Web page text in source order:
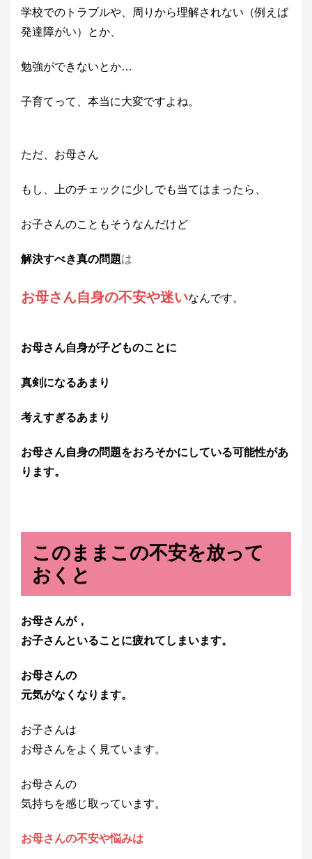
学校でのトラブルや、周りから理解されない（例えば
発達障がい）とか、
勉強ができないとか…
子育てって、本当に大変ですよね。
ただ、お母さん
もし、上のチェックに少しでも当てはまったら、
お子さんのこともそうなんだけど
解決すべき真の問題は
お母さん自身の不安や迷いなんです。
お母さん自身が子どものことに
真剣になるあまり
考えすぎるあまり
お母さん自身の問題をおろそかにしている可能性があ
ります。
このままこの不安を放って
おくと
お母さんが，
お子さんといることに疲れてしまいます。
お母さんの
元気がなくなります。
お子さんは
お母さんをよく見ています。
お母さんの
気持ちを感じ取っています。
お母さんの不安や悩みは